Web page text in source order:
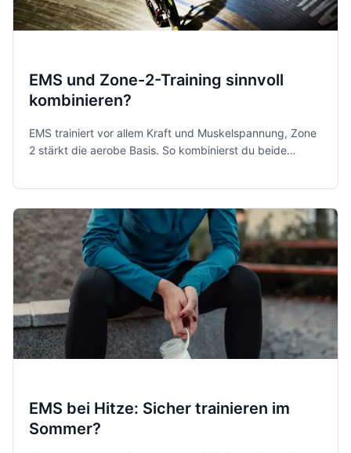
EMS und Zone-2-Training sinnvoll
kombinieren?
EMS trainiert vor allem Kraft und Muskelspannung, Zone
2 stärkt die aerobe Basis. So kombinierst du beide
EMS bei Hitze: Sicher trainieren im
Sommer?